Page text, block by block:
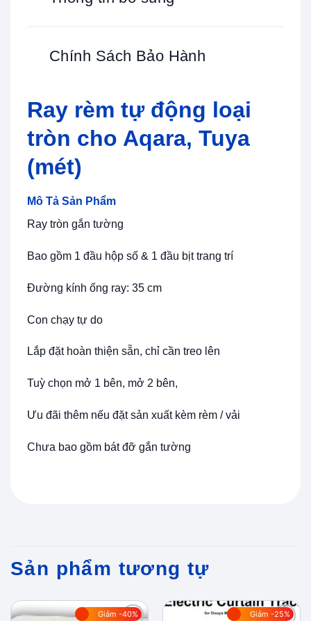
Chính Sách Bảo Hành
Ray rèm tự động loại
tròn cho Aqara, Tuya
(mét)
Mô Tả Sản Phẩm
Ray tròn gắn tường
Bao gồm 1 đầu hộp số & 1 đầu bịt trang trí
Đường kính ống ray: 35 cm
Con chạy tự do
Lắp đặt hoàn thiện sẵn, chỉ cần treo lên
Tuỳ chọn mở 1 bên, mở 2 bên,
Ưu đãi thêm nếu đặt sản xuất kèm rèm / vải
Chưa bao gồm bát đỡ gắn tường
Sản phẩm tương tự
Giảm -40% Giảm -25%